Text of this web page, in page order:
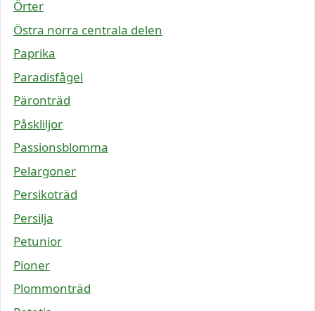
Örter
Östra norra centrala delen
Paprika
Paradisfågel
Päronträd
Påskliljor
Passionsblomma
Pelargoner
Persikoträd
Persilja
Petunior
Pioner
Plommonträd